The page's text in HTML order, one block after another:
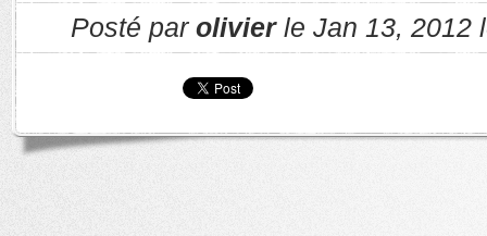
Posté par olivierle Jan 13, 2012